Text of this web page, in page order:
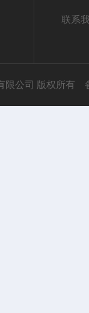
联系
限公司 版权所有